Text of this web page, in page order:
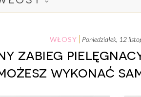
WŁOSY poniedziałek, 12
zabieg
wykonać